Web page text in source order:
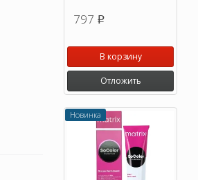
797 p
В корзину
Отложить
Новинка